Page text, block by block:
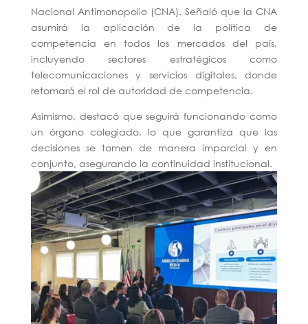
Nacional Antimonopolio (CNA). Señaló que la CNA
asumirá la aplicación de la política de
competencia en todos los mercados del país,
incluyendo sectores estratégicos como
telecomunicaciones y servicios digitales, donde
retomará el rol de autoridad de competencia.
Asimismo, destacó que seguirá funcionando como
un órgano colegiado, lo que garantiza que las
decisiones se tomen de manera imparcial y en
conjunto, asegurando la continuidad institucional.